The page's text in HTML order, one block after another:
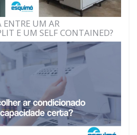
ENTRE UM AR
E UM SELF CONTAINED?